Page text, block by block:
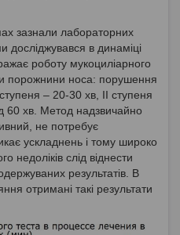
зазнали лабораторних
досліджувався в динаміці
роботу мукоциліарного
порожнини носа: порушення
– 20-30 хв, ІІ ступеня
60 хв. Метод надзвичайно
не потребує
ускладнень і тому широко
недоліків слід віднести
результатів. В
отримані такі результати